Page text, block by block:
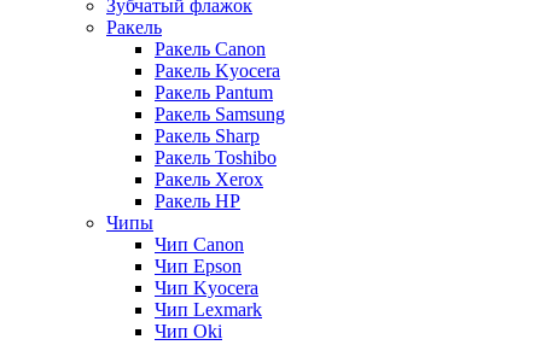
Зубчатый флажок
Ракель
Ракель Canon
Ракель Kyocera
Ракель Pantum
Ракель Samsung
Ракель Sharp
Ракель Toshibo
Ракель Xerox
Ракель НР
Чипы
Чип Canon
Чип Epson
Чип Kyocera
Чип Lexmark
Чип Oki